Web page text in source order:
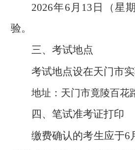
2026年6月13日（星
验。
三、考试地点
考试地点设在天门市
地址：天门市竟陵百花
四、笔试准考证打印
缴费确认的考生应于6